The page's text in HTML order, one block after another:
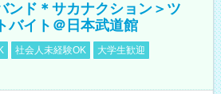
ンド＊サカナクション＞ツ
バイト＠日本武道館
社会人未経験OK
大学生歓迎